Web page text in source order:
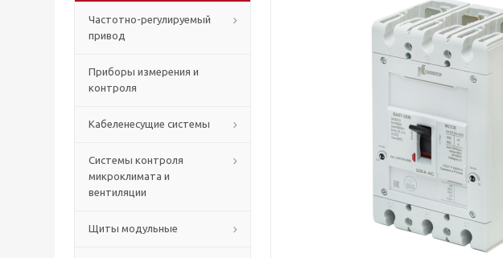
Частотно-регулируемый
привод
Приборы измерения и
контроля
Кабеленесущие системы
Системы контроля
микроклимата и
вентиляции
Щиты модульные